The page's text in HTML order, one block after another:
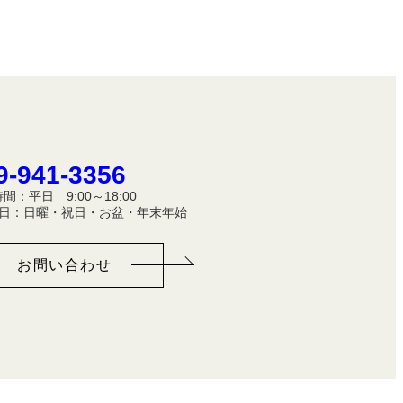
941-3356
間：平日 9:00～18:00
：日曜・祝日・お盆・年末年始
お問い合わせ